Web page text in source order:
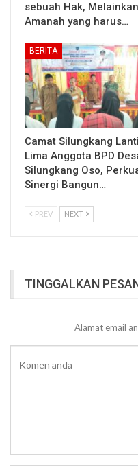
sebuah Hak, Melainkan
Amanah yang harus…
BERITA
Camat Silungkang
Lima Anggota BPD
Silungkang Oso,
Sinergi Bangun…
PREV NEXT
TINGGALKAN
Alamat email